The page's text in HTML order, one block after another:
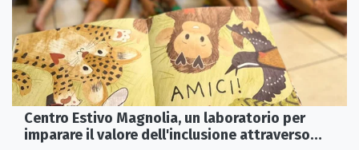
Centro Estivo Magnolia, un laboratorio per
imparare il valore dell'inclusione attraverso